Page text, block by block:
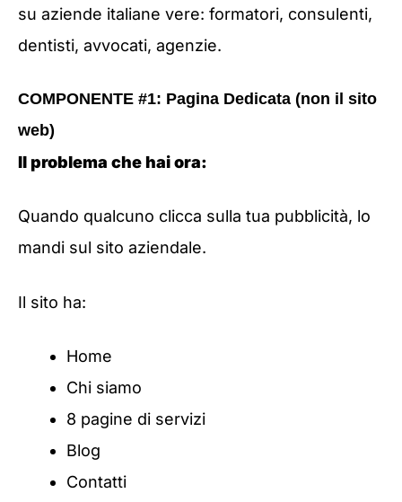
su aziende italiane vere: formatori, consulenti,
dentisti, avvocati, agenzie.
COMPONENTE #1: Pagina Dedicata (non il sito
web)
Il problema che hai ora:
Quando qualcuno clicca sulla tua pubblicità, lo
mandi sul sito aziendale.
Il sito ha:
Home
Chi siamo
8 pagine di servizi
Blog
Contatti